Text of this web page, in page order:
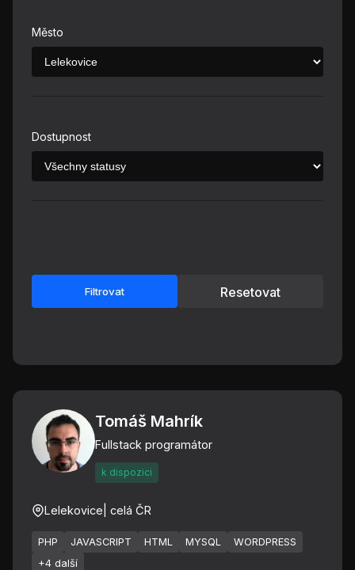
Město
Dostupnost
Filtrovat Resetovat
Tomáš Mahrík
Fullstack programátor
k dispozici
Lelekovice | celá ČR
PHP JAVASCRIPT HTML MYSQL
WORDPRESS
+4 další